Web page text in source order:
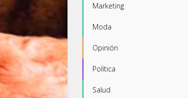
Marketing
Moda
Opinión
Política
Salud